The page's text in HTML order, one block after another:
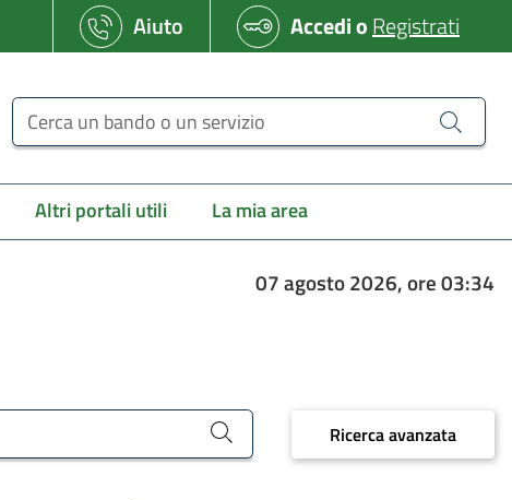
Aiuto AccedioRegistrati
Cerca un bando o un servizio
Altri portali utili La mia area
07 agosto 2026, ore 03:34
Ricerca avanzata